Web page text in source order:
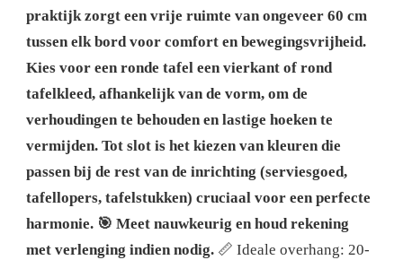
praktijk zorgt een vrije ruimte van ongeveer 60 cm
tussen elk bord voor comfort en bewegingsvrijheid.
Kies voor een ronde tafel een vierkant of rond
tafelkleed, afhankelijk van de vorm, om de
verhoudingen te behouden en lastige hoeken te
vermijden. Tot slot is het kiezen van kleuren die
passen bij de rest van de inrichting (serviesgoed,
tafellopers, tafelstukken) cruciaal voor een perfecte
harmonie. 🎯 Meet nauwkeurig en houd rekening
met verlenging indien nodig. 📏 Ideale overhang: 20-